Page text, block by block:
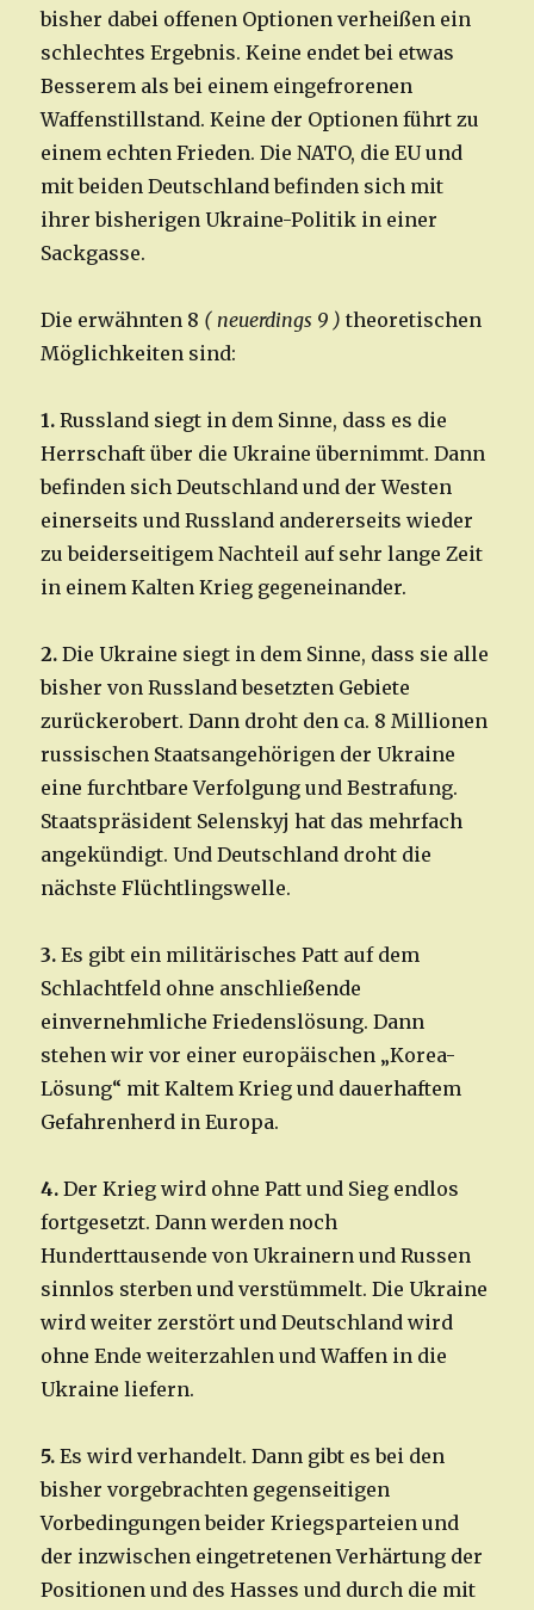
bisher dabei offenen Optionen verheißen ein
schlechtes Ergebnis. Keine endet bei etwas
Besserem als bei einem eingefrorenen
Waffenstillstand. Keine der Optionen führt zu
einem echten Frieden. Die NATO, die EU und
mit beiden Deutschland befinden sich mit
ihrer bisherigen Ukraine-Politik in einer
Sackgasse.
Die erwähnten 8 ( neuerdings 9 ) theoretischen
Möglichkeiten sind:
1. Russland siegt in dem Sinne, dass es die
Herrschaft über die Ukraine übernimmt. Dann
befinden sich Deutschland und der Westen
einerseits und Russland andererseits wieder
zu beiderseitigem Nachteil auf sehr lange Zeit
in einem Kalten Krieg gegeneinander.
2. Die Ukraine siegt in dem Sinne, dass sie alle
bisher von Russland besetzten Gebiete
zurückerobert. Dann droht den ca. 8 Millionen
russischen Staatsangehörigen der Ukraine
eine furchtbare Verfolgung und Bestrafung.
Staatspräsident Selenskyj hat das mehrfach
angekündigt. Und Deutschland droht die
nächste Flüchtlingswelle.
3. Es gibt ein militärisches Patt auf dem
Schlachtfeld ohne anschließende
einvernehmliche Friedenslösung. Dann
stehen wir vor einer europäischen „Korea-
Lösung“ mit Kaltem Krieg und dauerhaftem
Gefahrenherd in Europa.
4. Der Krieg wird ohne Patt und Sieg endlos
fortgesetzt. Dann werden noch
Hunderttausende von Ukrainern und Russen
sinnlos sterben und verstümmelt. Die Ukraine
wird weiter zerstört und Deutschland wird
ohne Ende weiterzahlen und Waffen in die
Ukraine liefern.
5. Es wird verhandelt. Dann gibt es bei den
bisher vorgebrachten gegenseitigen
Vorbedingungen beider Kriegsparteien und
der inzwischen eingetretenen Verhärtung der
Positionen und des Hasses und durch die mit